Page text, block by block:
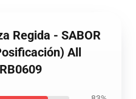
Regida - SABOR
All